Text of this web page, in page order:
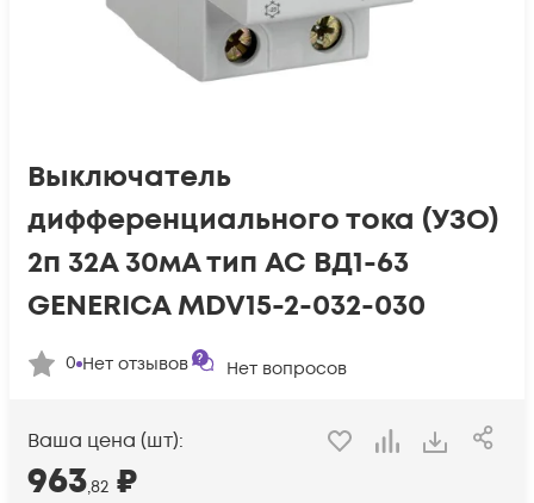
Выключатель
дифференциального тока (УЗО)
2п 32А 30мА тип AC ВД1-63
GENERICA MDV15-2-032-030
0 Нет отзывов Нет вопросов
Ваша цена (шт):
963,82 ₽